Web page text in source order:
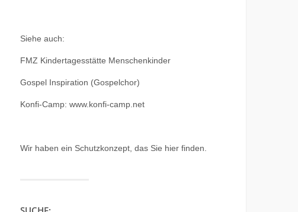
Siehe auch:
FMZ Kindertagesstätte Menschenkinder
Gospel Inspiration (Gospelchor)
Konfi-Camp: www.konfi-camp.net
Wir haben ein Schutzkonzept, das Sie hier finden.